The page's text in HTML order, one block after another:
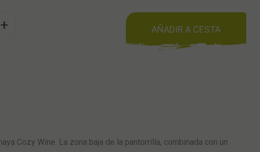
+ AÑADIR A CESTA
Cozy Wine. La zona baja de la pantorrilla, combinada con un